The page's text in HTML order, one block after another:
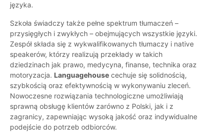
języka.
Szkoła świadczy także pełne spektrum tłumaczeń –
przysięgłych i zwykłych – obejmujących wszystkie języki.
Zespół składa się z wykwalifikowanych tłumaczy i native
speakerów, którzy realizują przekłady w takich
dziedzinach jak prawo, medycyna, finanse, technika oraz
motoryzacja. Languagehouse cechuje się solidnością,
szybkością oraz efektywnością w wykonywaniu zleceń.
Nowoczesne rozwiązania technologiczne umożliwiają
sprawną obsługę klientów zarówno z Polski, jak i z
zagranicy, zapewniając wysoką jakość oraz indywidualne
podejście do potrzeb odbiorców.